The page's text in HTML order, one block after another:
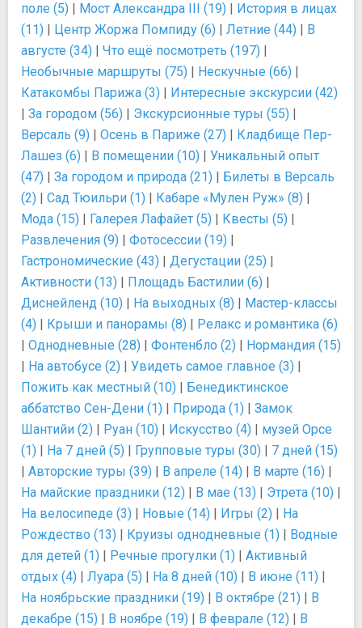
поле (5) | Мост Александра III (19) | История в лицах
(11) | Центр Жоржа Помпиду (6) | Летние (44) | В
августе (34) | Что ещё посмотреть (197) |
Необычные маршруты (75) | Нескучные (66) |
Катакомбы Парижа (3) | Интересные экскурсии (42)
| За городом (56) | Экскурсионные туры (55) |
Версаль (9) | Осень в Париже (27) | Кладбище Пер-
Лашез (6) | В помещении (10) | Уникальный опыт
(47) | За городом и природа (21) | Билеты в Версаль
(2) | Сад Тюильри (1) | Кабаре «Мулен Руж» (8) |
Мода (15) | Галерея Лафайет (5) | Квесты (5) |
Развлечения (9) | Фотосессии (19) |
Гастрономические (43) | Дегустации (25) |
Активности (13) | Площадь Бастилии (6) |
Диснейленд (10) | На выходных (8) | Мастер-классы
(4) | Крыши и панорамы (8) | Релакс и романтика (6)
| Однодневные (28) | Фонтенбло (2) | Нормандия (15)
| На автобусе (2) | Увидеть самое главное (3) |
Пожить как местный (10) | Бенедиктинское
аббатство Сен-Дени (1) | Природа (1) | Замок
Шантийи (2) | Руан (10) | Искусство (4) | музей Орсе
(1) | На 7 дней (5) | Групповые туры (30) | 7 дней (15)
| Авторские туры (39) | В апреле (14) | В марте (16) |
На майские праздники (12) | В мае (13) | Этрета (10) |
На велосипеде (3) | Новые (14) | Игры (2) | На
Рождество (13) | Круизы однодневные (1) | Водные
для детей (1) | Речные прогулки (1) | Активный
отдых (4) | Луара (5) | На 8 дней (10) | В июне (11) |
На ноябрьские праздники (19) | В октябре (21) | В
декабре (15) | В ноябре (19) | В феврале (12) | В